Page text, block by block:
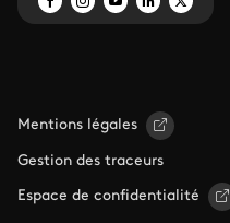
Mentions légales
Gestion des traceurs
Espace de confidentialité